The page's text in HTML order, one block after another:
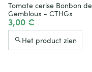
Tomate cerise Bonbon de
Gembloux - CTHGx
3,00 €
Het product zien